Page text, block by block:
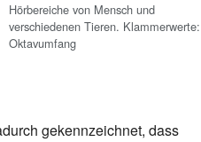
Hörbereiche von Mensch und
verschiedenen Tieren. Klammerwerte:
Oktavumfang
gekennzeichnet, dass